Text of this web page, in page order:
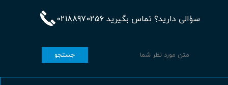
سؤالی دارید؟ تماس بگیرید 02188970256
جستجو